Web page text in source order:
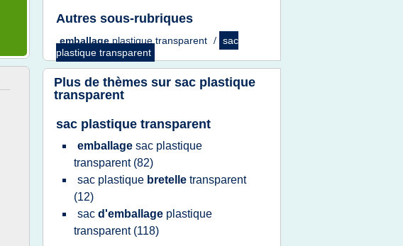
Autres sous-rubriques
emballageplastique transparent / sac
plastique transparent
Plus de thèmes sur sac plastique
transparent
sac plastique transparent
emballage sac plastique
transparent (82)
sac plastique bretelle transparent
(12)
sac d'emballage plastique
transparent (118)